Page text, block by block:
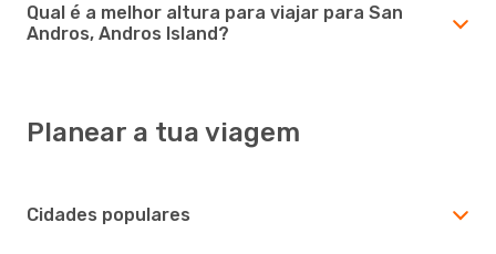
Qual é a melhor altura para viajar para San
Andros, Andros Island?
Planear a tua viagem
Cidades populares